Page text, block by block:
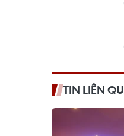
TIN LIÊN